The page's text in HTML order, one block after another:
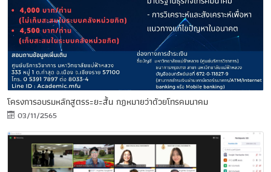
โครงการอบรมหลักสูตรระยะสั้น กฎหมายว่าด้วยโทรคมนาคม
03/11/2565